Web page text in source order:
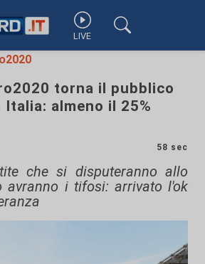
LIVE
torna il pubblico
almeno il 25%
58 sec
che si disputeranno allo
avranno i tifosi: arrivato l'ok